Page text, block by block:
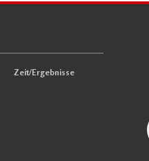
Zeit/Ergebnisse